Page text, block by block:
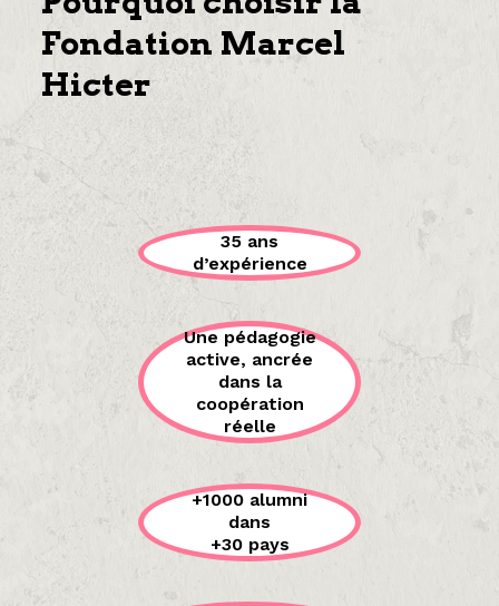
Fondation Marcel
Hicter
35 ans
d’expérience
Une pédagogie
active, ancrée
dans la
coopération
réelle
+1000 alumni
dans
+30 pays